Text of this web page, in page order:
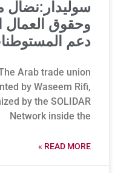
سوليدار:نضال
وحقوق العمال
دعم
Arab trade union
by Waseem Rifi,
by the SOLIDAR
Network inside the
READ MORE »